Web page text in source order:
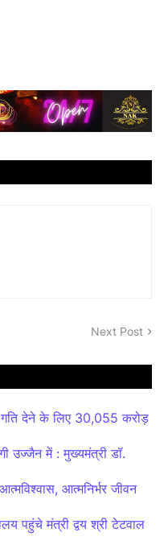
Next Post
देने के लिए 30,055 करोड़
उज्जैन में : मुख्यमंत्री डॉ.
आत्मनिर्भर जीवन
पहुंचे मंत्री द्वय श्री टेटवाल